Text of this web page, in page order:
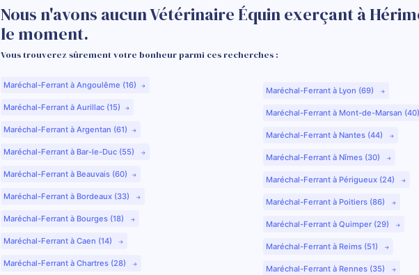
Nous n'avons aucun Vétérinaire Équin exerçant à
le moment.
Vous trouverez sûrement votre bonheur parmi ces recherches :
Maréchal-Ferrant à Angoulême (16)
Maréchal-Ferrant à Aurillac (15)
Maréchal-Ferrant à Argentan (61)
Maréchal-Ferrant à Bar-le-Duc (55)
Maréchal-Ferrant à Beauvais (60)
Maréchal-Ferrant à Bordeaux (33)
Maréchal-Ferrant à Bourges (18)
Maréchal-Ferrant à Caen (14)
Maréchal-Ferrant à Chartres (28)
Maréchal-Ferrant à Lyon (69)
Maréchal-Ferrant à Mont-de-Marsan
Maréchal-Ferrant à Nantes (44)
Maréchal-Ferrant à Nîmes (30)
Maréchal-Ferrant à Périgueux (24)
Maréchal-Ferrant à Poitiers (86)
Maréchal-Ferrant à Quimper (29)
Maréchal-Ferrant à Reims (51)
Maréchal-Ferrant à Rennes (35)